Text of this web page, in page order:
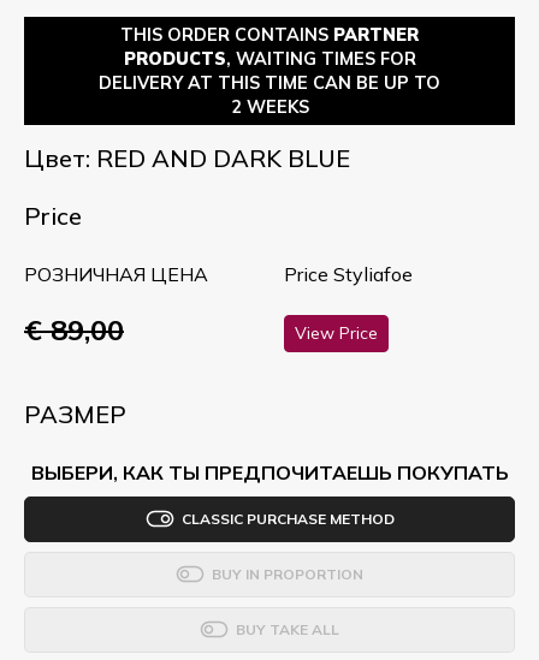
THIS ORDER CONTAINS PARTNER
PRODUCTS, WAITING TIMES FOR
DELIVERY AT THIS TIME CAN BE UP TO
2 WEEKS
Цвет: RED AND DARK BLUE
Price
РОЗНИЧНАЯ ЦЕНА
€ 89,00
Price Styliafoe
View Price
РАЗМЕР
ВЫБЕРИ, КАК ТЫ ПРЕДПОЧИТАЕШЬ ПОКУПАТЬ
CLASSIC PURCHASE METHOD
BUY IN PROPORTION
BUY TAKE ALL